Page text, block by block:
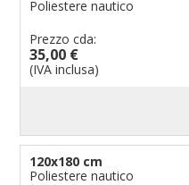
Poliestere nautico
Prezzo cda:
35,00 €
(IVA inclusa)
120x180 cm
Poliestere nautico